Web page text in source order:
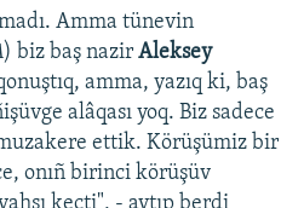
Amma tünevin
) biz baş nazir Aleksey
amma, yazıq ki, baş
alâqası yoq. Biz sadece
ettik. Körüşümiz bir
onıñ birinci körüşüv